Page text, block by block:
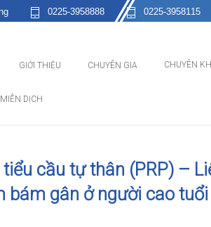
0225-3958888 0225-3958115
GIỚI THIỆU CHUYÊN GIA CHUYÊN
DỊCH
cầu tự thân (PRP) –
bám gân ở người cao tuổi